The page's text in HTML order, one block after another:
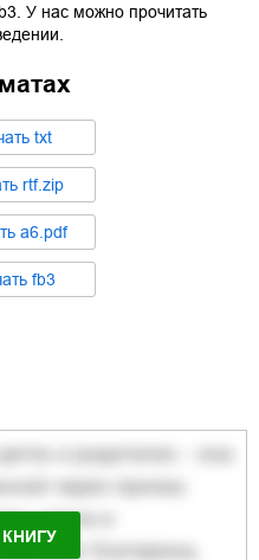
. У нас можно прочитать
txt
rtf.zip
a6.pdf
fb3